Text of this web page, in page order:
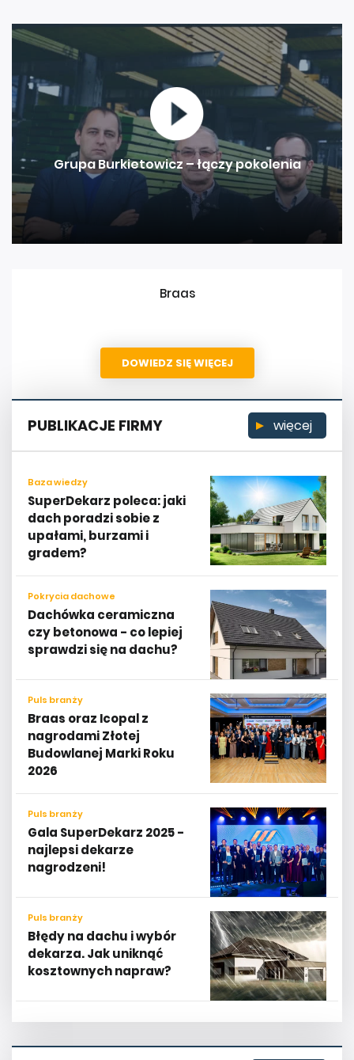
Grupa Burkietowicz – łączy pokolenia
Braas
DOWIEDZ SIĘ WIĘCEJ
PUBLIKACJE FIRMY więcej
Baza wiedzy
SuperDekarz poleca: jaki
dach poradzi sobie z
upałami, burzami i
gradem?
Pokrycia dachowe
Dachówka ceramiczna
czy betonowa - co lepiej
sprawdzi się na dachu?
Puls branży
Braas oraz Icopal z
nagrodami Złotej
Budowlanej Marki Roku
2026
Puls branży
​​​Gala SuperDekarz 2025 -
najlepsi dekarze
nagrodzeni!
Puls branży
Błędy na dachu i wybór
dekarza. Jak uniknąć
kosztownych napraw?